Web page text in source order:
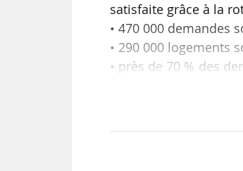
satisfaite grâce à la
• 470 000 demandes
• 290 000 logements
• près de 70 % des
• les régions Île-de-
• au niveau